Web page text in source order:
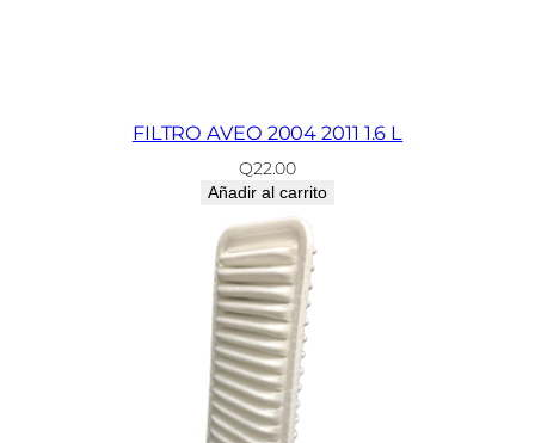
FILTRO AVEO 2004 2011 1.6 L
Q22.00
Añadir al carrito